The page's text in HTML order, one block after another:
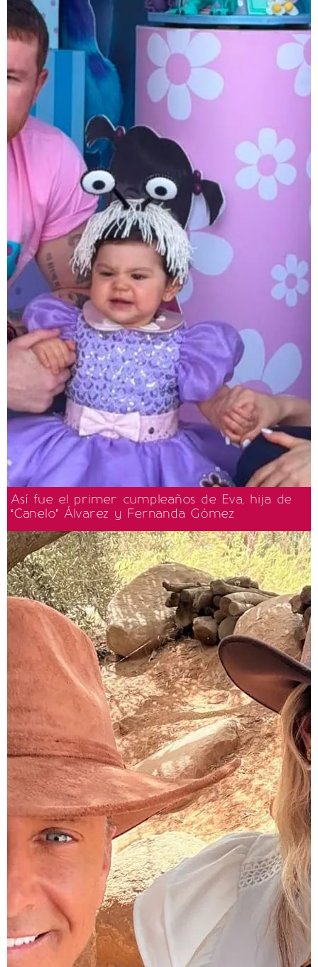
Así fue el primer cumpleaños de Eva, hija de
‘Canelo’ Álvarez y Fernanda Gómez